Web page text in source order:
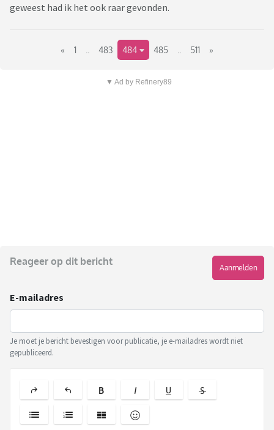
geweest had ik het ook raar gevonden.
« 1 483 484 485 511 »
▼ Ad by Refinery89
Reageer op dit bericht
Aanmelden
E-mailadres
Je moet je bericht bevestigen voor publicatie, je e-mailadres wordt niet
gepubliceerd.